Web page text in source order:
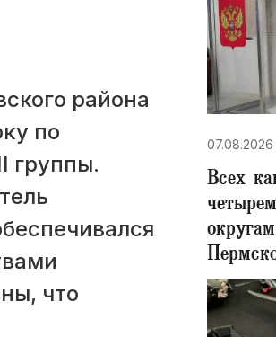
района
по
группы.
что
07.08.2026
Всех